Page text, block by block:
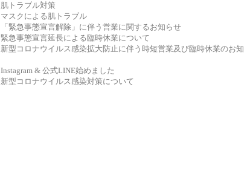
肌トラブル対策
マスクによる肌トラブル
「緊急事態宣言解除」に伴う営業に関するお知らせ
緊急事態宣言延長による臨時休業について
新型コロナウイルス感染拡大防止に伴う時短営業及び臨時休業のお知
Instagram & 公式LINE始めました
新型コロナウイルス感染対策について